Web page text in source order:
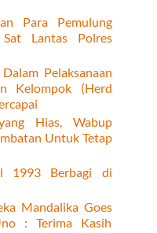
Para Pemulung
Lantas Polres
Pelaksanaan
Kelompok (Herd
Hias, Wabup
Untuk Tetap
1993 Berbagi di
Mandalika Goes
: Terima Kasih